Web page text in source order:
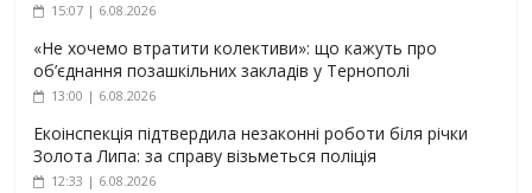
15:07 | 6.08.2026
«Не хочемо втратити колективи»: що кажуть про
об’єднання позашкільних закладів у Тернополі
13:00 | 6.08.2026
Екоінспекція підтвердила незаконні роботи біля річки
Золота Липа: за справу візьметься поліція
12:33 | 6.08.2026